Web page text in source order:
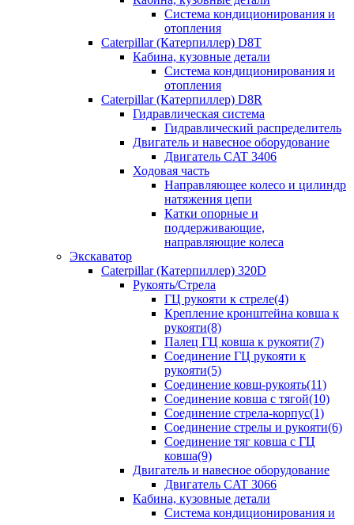
Система кондиционирования и
отопления
Caterpillar (Катерпиллер) D8T
Кабина, кузовные детали
Система кондиционирования и
отопления
Caterpillar (Катерпиллер) D8R
Гидравлическая система
Гидравлический распределитель
Двигатель и навесное оборудование
Двигатель CAT 3406
Ходовая часть
Направляющее колесо и цилиндр
натяжения цепи
Катки опорные и
поддерживающие,
направляющие колеса
Экскаватор
Caterpillar (Катерпиллер) 320D
Рукоять/Стрела
ГЦ рукояти к стреле(4)
Крепление кронштейна ковша к
рукояти(8)
Палец ГЦ ковша к рукояти(7)
Соединение ГЦ рукояти к
рукояти(5)
Соединение ковш-рукоять(11)
Соединение ковша с тягой(10)
Соединение стрела-корпус(1)
Соединение стрелы и рукояти(6)
Соединение тяг ковша с ГЦ
ковша(9)
Двигатель и навесное оборудование
Двигатель CAT 3066
Кабина, кузовные детали
Система кондиционирования и